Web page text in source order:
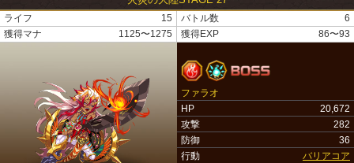
ライフ 15 バトル数
6
獲得マナ
1125〜1275 獲得EXP 86〜93
ファラオ
HP
20,672
攻撃
282
防御
36
行動
バリアコア